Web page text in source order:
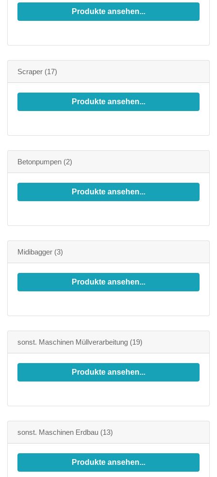
Produkte ansehen...
Scraper (17)
Produkte ansehen...
Betonpumpen (2)
Produkte ansehen...
Midibagger (3)
Produkte ansehen...
sonst. Maschinen Müllverarbeitung (19)
Produkte ansehen...
sonst. Maschinen Erdbau (13)
Produkte ansehen...